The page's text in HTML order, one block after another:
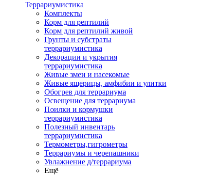
Террариумистика
Комплекты
Корм для рептилий
Корм для рептилий живой
Грунты и субстраты
террариумистика
Декорации и укрытия
террариумистика
Живые змеи и насекомые
Живые ящерицы, амфибии и улитки
Обогрев для террариума
Освещение для террариума
Поилки и кормушки
террариумистика
Полезный инвентарь
террариумистика
Термометры,гигрометры
Террариумы и черепашники
Увлажнение д/террариума
Ещё